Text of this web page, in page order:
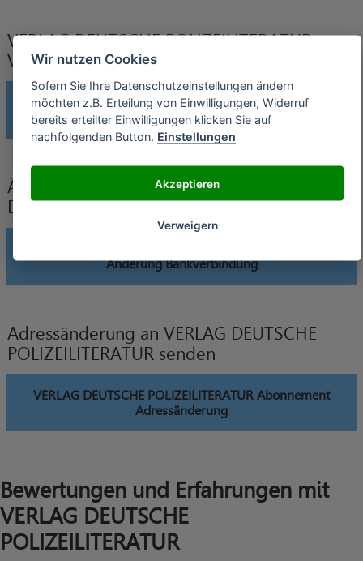
VERLAG DEUTSCHE POLIZEILITERATUR
Verträge widerrufen
VERLAG DEUTSCHE POLIZEILITERATUR Abonnement
widerrufen
Änderung der Bankverbindung an VERLAG
DEUTSCHE POLIZEILITERATUR senden
Änderung Bankverbindung
Adressänderung an VERLAG DEUTSCHE
POLIZEILITERATUR senden
VERLAG DEUTSCHE POLIZEILITERATUR Abonnement
Adressänderung
Bewertungen und Erfahrungen mit
VERLAG DEUTSCHE
POLIZEILITERATUR
Wir nutzen Cookies
Sofern Sie Ihre Datenschutzeinstellungen ändern
möchten z.B. Erteilung von Einwilligungen, Widerruf
bereits erteilter Einwilligungen klicken Sie auf
nachfolgenden Button. Einstellungen
Akzeptieren
Verweigern